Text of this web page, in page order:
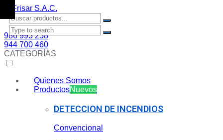
986 993 258
944 700 460
CATEGORÍAS
Quienes Somos
ProductosNuevos
DETECCION DE INCENDIOS
Convencional